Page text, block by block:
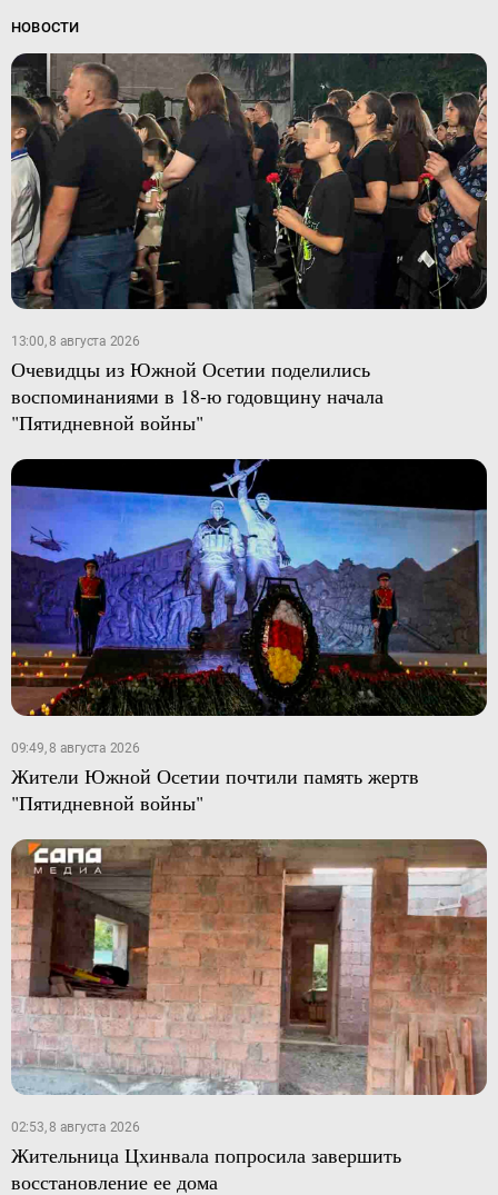
НОВОСТИ
13:00, 8 августа 2026
Очевидцы из Южной Осетии поделились
воспоминаниями в 18-ю годовщину начала
"Пятидневной войны"
09:49, 8 августа 2026
Жители Южной Осетии почтили память жертв
"Пятидневной войны"
02:53, 8 августа 2026
Жительница Цхинвала попросила завершить
восстановление ее дома